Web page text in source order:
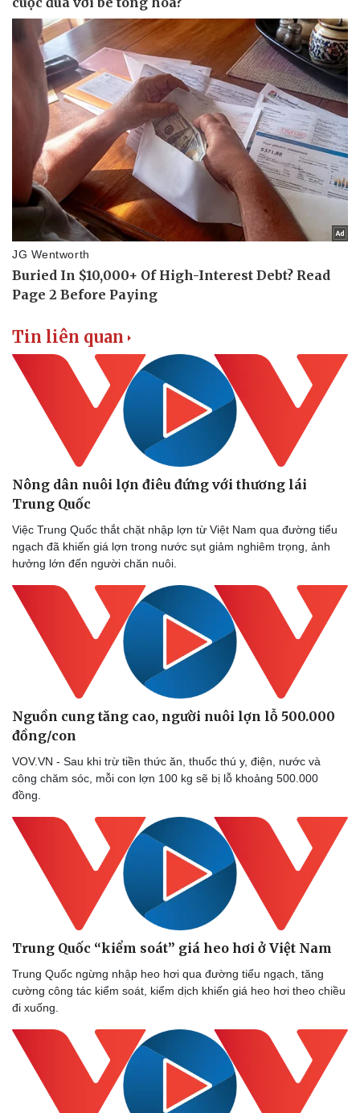
Thể thao
Bóng đá
Lịch thi đấu bóng đá
Thế giới thể thao
Hậu trường
Ô tô - Xe máy
Xe máy
Tư vấn
Tin liên quan
Nông dân nuôi lợn điêu đứng với thương lái
Trung Quốc
Việc Trung Quốc thắt chặt nhập lợn từ Việt Nam qua đường tiểu
ngạch đã khiến giá lợn trong nước sụt giảm nghiêm trọng, ảnh
hưởng lớn đến người chăn nuôi.
Nguồn cung tăng cao, người nuôi lợn lỗ 500.000
đồng/con
VOV.VN - Sau khi trừ tiền thức ăn, thuốc thú y, điện, nước và
công chăm sóc, mỗi con lợn 100 kg sẽ bị lỗ khoảng 500.000
đồng.
Trung Quốc “kiểm soát” giá heo hơi ở Việt Nam
Trung Quốc ngừng nhập heo hơi qua đường tiểu ngạch, tăng
cường công tác kiểm soát, kiểm dịch khiến giá heo hơi theo chiều
đi xuống.